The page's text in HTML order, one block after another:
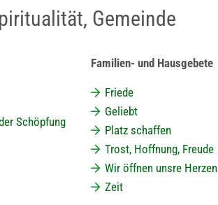
Gemeinde
Schöpfung
Familien- und Hausgebete
Friede
Geliebt
Platz schaffen
Trost, Hoffnung, Freude
Wir öffnen unsre Herzen
Zeit